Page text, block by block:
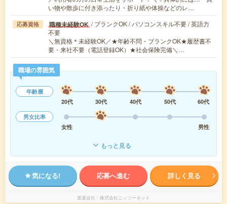
い物や散歩に付き添ったり・折り紙や体操などのレ…
応募資格 職種未経験OK / ブランクOK / パソコンスキル不要 / 英語力
不要
＼無資格＊未経験OK／★年齢不問・ブランクOK★履歴書不
要・来社不要（電話登録OK）★社会保険完備＼…
職場の雰囲気
年齢層
20代
30代 40代 50代
60代
男女比率
女性
男性
もっと見る
気になる! 応募へ進む 詳しく見る
派遣会社 株式会社ニッソーネット